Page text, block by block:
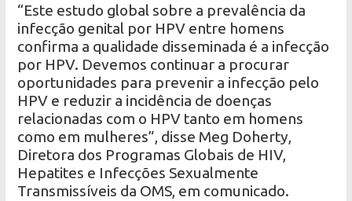
“Este estudo global sobre a prevalência da
infecção genital por HPV entre homens
confirma a qualidade disseminada é a infecção
por HPV. Devemos continuar a procurar
oportunidades para prevenir a infecção pelo
HPV e reduzir a incidência de doenças
relacionadas com o HPV tanto em homens
como em mulheres”, disse Meg Doherty,
Diretora dos Programas Globais de HIV,
Hepatites e Infecções Sexualmente
Transmissíveis da OMS, em comunicado.